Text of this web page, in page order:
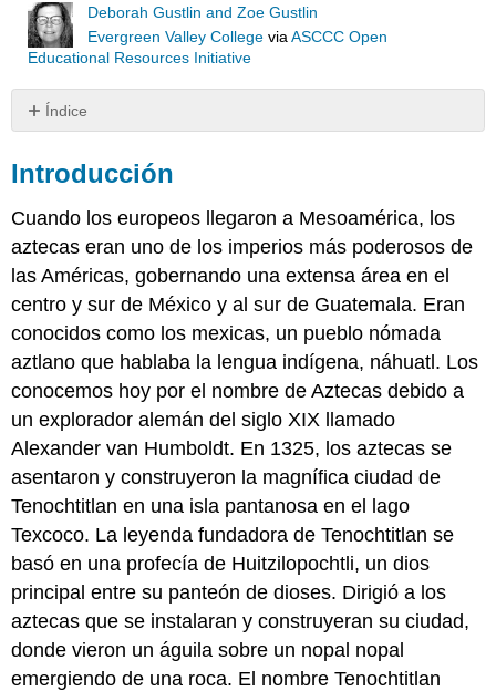
Deborah Gustlin and Zoe Gustlin
Evergreen Valley College viaASCCC Open
Educational Resources Initiative
Índice
Códices
azteca
Arquitectura
azteca
Escultura
azteca
Estatuas
Aztecas
Talladas
Pequeñas:
Featherwork
Oro
Cerámica
negra
naranja
Introducción
Cuando los europeos llegaron a Mesoamérica, los
aztecas eran uno de los imperios más poderosos de
las Américas, gobernando una extensa área en el
centro y sur de México y al sur de Guatemala. Eran
conocidos como los mexicas, un pueblo nómada
aztlano que hablaba la lengua indígena, náhuatl. Los
conocemos hoy por el nombre de Aztecas debido a
un explorador alemán del siglo XIX llamado
Alexander van Humboldt. En 1325, los aztecas se
asentaron y construyeron la magnífica ciudad de
Tenochtitlan en una isla pantanosa en el lago
Texcoco. La leyenda fundadora de Tenochtitlan se
basó en una profecía de Huitzilopochtli, un dios
principal entre su panteón de dioses. Dirigió a los
aztecas que se instalaran y construyeran su ciudad,
donde vieron un águila sobre un nopal nopal
emergiendo de una roca. El nombre Tenochtitlan